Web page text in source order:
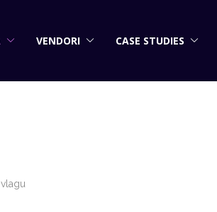
VENDORI CASE STUDIES